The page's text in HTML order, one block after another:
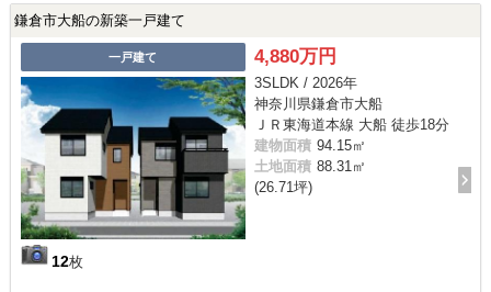
鎌倉市大船の新築一戸建て
一戸建て
12枚
4,880万円
3SLDK / 2026年
神奈川県鎌倉市大船
ＪＲ東海道本線 大船 徒歩18分
建物面積 94.15㎡
土地面積 88.31㎡
(26.71坪)